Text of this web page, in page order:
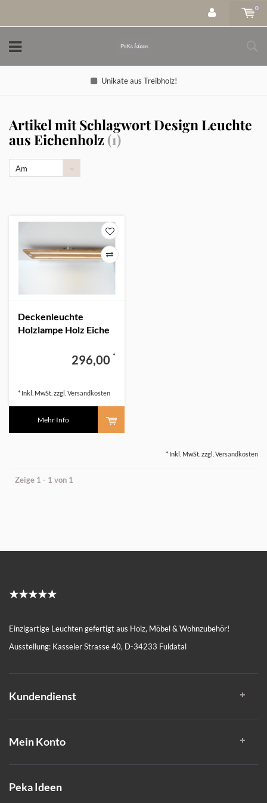
0
Unikate aus Treibholz!
Artikel mit Schlagwort Design Leuchte
aus Eichenholz (1)
Am
Deckenleuchte
Holzlampe Holz Eiche
296,00 *
* Inkl. MwSt. zzgl. Versandkosten
Mehr Info
* Inkl. MwSt. zzgl. Versandkosten
Zeige 1 - 1 von 1
★★★★★
Einzigartige Leuchten gefertigt aus Holz, Möbel & Wohnzubehör!
Ausstellung: Kasseler Strasse 40, D-34233 Fuldatal
Kundendienst
Mein Konto
Peka Ideen